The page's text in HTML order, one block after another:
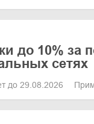
до 10% за
сетях
до 29.08.2026